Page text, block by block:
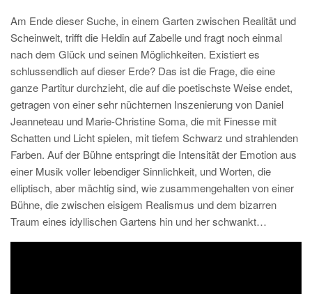
Am Ende dieser Suche, in einem Garten zwischen Realität und
Scheinwelt, trifft die Heldin auf Zabelle und fragt noch einmal
nach dem Glück und seinen Möglichkeiten. Existiert es
schlussendlich auf dieser Erde? Das ist die Frage, die eine
ganze Partitur durchzieht, die auf die poetischste Weise endet,
getragen von einer sehr nüchternen Inszenierung von Daniel
Jeanneteau und Marie-Christine Soma, die mit Finesse mit
Schatten und Licht spielen, mit tiefem Schwarz und strahlenden
Farben. Auf der Bühne entspringt die Intensität der Emotion aus
einer Musik voller lebendiger Sinnlichkeit, und Worten, die
elliptisch, aber mächtig sind, wie zusammengehalten von einer
Bühne, die zwischen eisigem Realismus und dem bizarren
Traum eines idyllischen Gartens hin und her schwankt…